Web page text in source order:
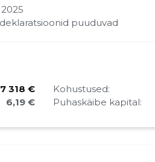
puuduvad
318 €
6,19 €
Kohustused:
Puhaskäibe kapital: